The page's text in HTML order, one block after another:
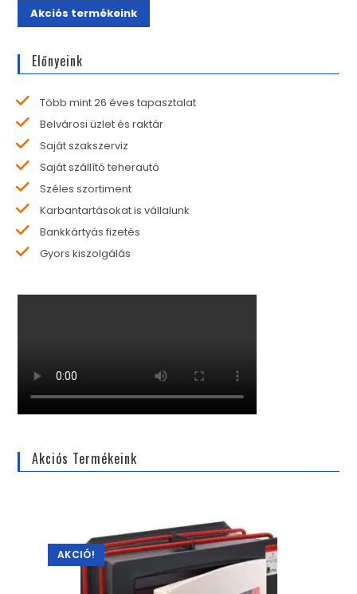
Akciós termékeink
Előnyeink
Több mint 26 éves tapasztalat
Belvárosi üzlet és raktár
Saját szakszerviz
Saját szállító teherautó
Széles szortiment
Karbantartásokat is vállalunk
Bankkártyás fizetés
Gyors kiszolgálás
Akciós Termékeink
AKCIÓ!